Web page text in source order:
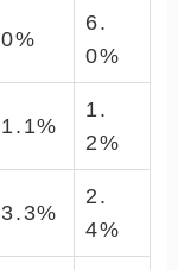
0%
6.
0%
1.1%
1.
2%
3.3%
2.
4%